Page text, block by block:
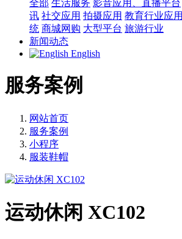
全部 生活服务 影音应用、直播平台
讯 社交应用 拍摄应用 教育行业应用
统 商城网购 大型平台 旅游行业
新闻动态
English
服务案例
网站首页
服务案例
小程序
服装鞋帽
运动休闲 XC102